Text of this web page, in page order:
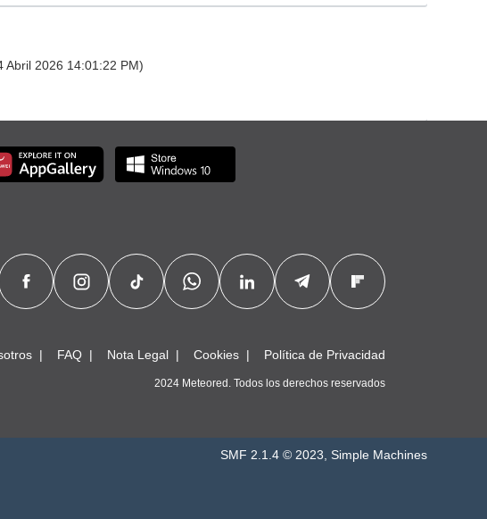
2026 14:01:22 PM)
FAQ Nota Legal Cookies Política de Privacidad
2024 Meteored. Todos los derechos reservados
SMF 2.1.4 © 2023, Simple Machines